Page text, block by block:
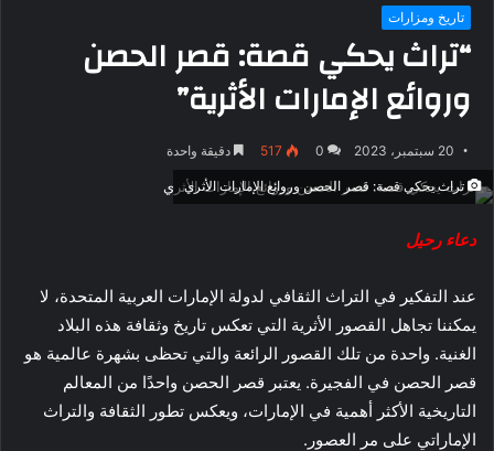
تاريخ ومزارات
“تراث يحكي قصة: قصر الحصن
وروائع الإمارات الأثرية”
20 سبتمبر، 2023 0
517 دقيقة واحدة
تراث يحكي قصة: قصر الحصن وروائع الإمارات الأثري
دعاء رحيل
عند التفكير في التراث الثقافي لدولة الإمارات العربية المتحدة، لا
يمكننا تجاهل القصور الأثرية التي تعكس تاريخ وثقافة هذه البلاد
الغنية. واحدة من تلك القصور الرائعة والتي تحظى بشهرة عالمية هو
قصر الحصن في الفجيرة. يعتبر قصر الحصن واحدًا من المعالم
التاريخية الأكثر أهمية في الإمارات، ويعكس تطور الثقافة والتراث
الإماراتي على مر العصور.